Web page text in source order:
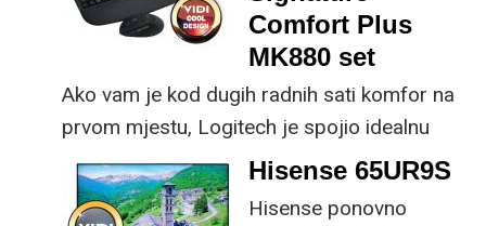
rad.
Comfort Plus
MK880 set
Ako vam je kod dugih radnih sati komfor na
prvom mjestu, Logitech je spojio idealnu
kombinaciju tipkovnice i miša s naprednim
funkcijama.
Hisense 65UR9S
Hisense ponovno